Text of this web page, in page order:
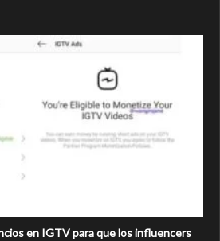
en IGTV para que los influencers